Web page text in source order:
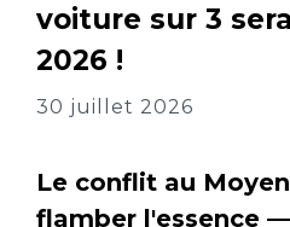
voiture sur 3
2026 !
30 juillet 2026
Le conflit au
flamber l'essence